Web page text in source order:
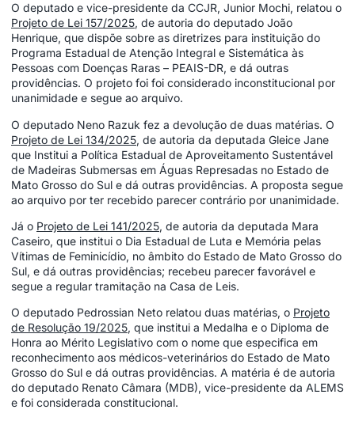
O deputado e vice-presidente da CCJR, Junior Mochi, relatou o
Projeto de Lei 157/2025, de autoria do deputado João
Henrique, que dispõe sobre as diretrizes para instituição do
Programa Estadual de Atenção Integral e Sistemática às
Pessoas com Doenças Raras – PEAIS-DR, e dá outras
providências. O projeto foi foi considerado inconstitucional por
unanimidade e segue ao arquivo.
O deputado Neno Razuk fez a devolução de duas matérias. O
Projeto de Lei 134/2025, de autoria da deputada Gleice Jane
que Institui a Política Estadual de Aproveitamento Sustentável
de Madeiras Submersas em Águas Represadas no Estado de
Mato Grosso do Sul e dá outras providências. A proposta segue
ao arquivo por ter recebido parecer contrário por unanimidade.
Já o Projeto de Lei 141/2025, de autoria da deputada Mara
Caseiro, que institui o Dia Estadual de Luta e Memória pelas
Vítimas de Feminicídio, no âmbito do Estado de Mato Grosso do
Sul, e dá outras providências; recebeu parecer favorável e
segue a regular tramitação na Casa de Leis.
O deputado Pedrossian Neto relatou duas matérias, o Projeto
de Resolução 19/2025, que institui a Medalha e o Diploma de
Honra ao Mérito Legislativo com o nome que especifica em
reconhecimento aos médicos-veterinários do Estado de Mato
Grosso do Sul e dá outras providências. A matéria é de autoria
do deputado Renato Câmara (MDB), vice-presidente da ALEMS
e foi considerada constitucional.